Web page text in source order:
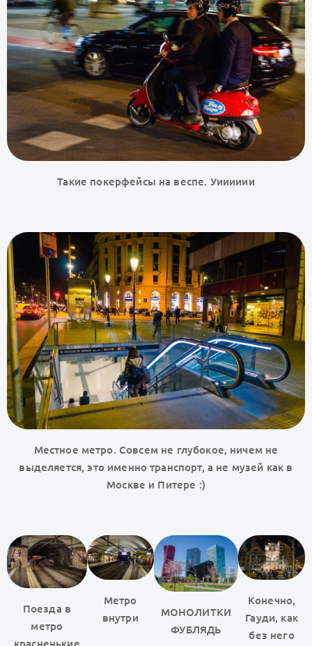
Такие покерфейсы на веспе. Уииииии
Местное метро. Совсем не глубокое, ничем не
выделяется, это именно транспорт, а не музей как в
Москве и Питере :)
Поезда в
метро
Метро
внутри
МОНОЛИТКИ
ФУБЛЯДЬ
Конечно,
Гауди, как
без него